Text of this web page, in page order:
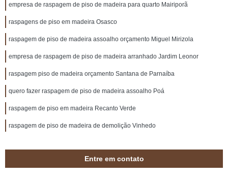
empresa de raspagem de piso de madeira para quarto Mairiporã
raspagens de piso em madeira Osasco
raspagem de piso de madeira assoalho orçamento Miguel Mirizola
empresa de raspagem de piso de madeira arranhado Jardim Leonor
raspagem piso de madeira orçamento Santana de Parnaíba
quero fazer raspagem de piso de madeira assoalho Poá
raspagem de piso em madeira Recanto Verde
raspagem de piso de madeira de demolição Vinhedo
Entre em contato